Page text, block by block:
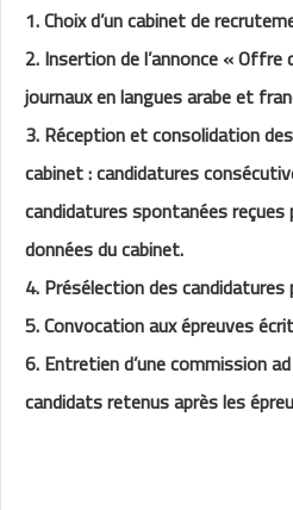
1. Choix d’un cabinet de
2. Insertion de l’annonce « Offre
journaux en langues arabe et
3. Réception et consolidation
cabinet : candidatures
candidatures spontanées reçues
données du cabinet.
4. Présélection des
5. Convocation aux épreuves
6. Entretien d’une commission
candidats retenus après les